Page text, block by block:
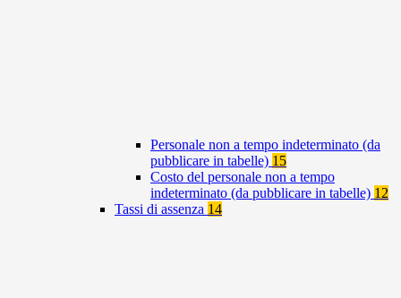
Personale non a tempo indeterminato (da
pubblicare in tabelle) 15
Costo del personale non a tempo
indeterminato (da pubblicare in tabelle) 12
Tassi di assenza 14